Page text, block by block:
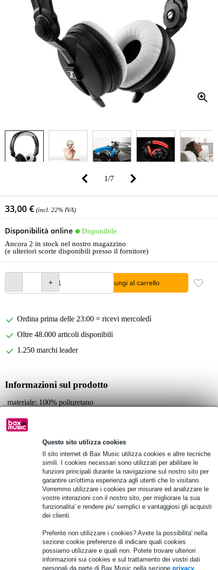
Questo sito utilizza cookies
Il sito internet di Bax Music utilizza cookies e altre tecniche
simili. I cookies necessari sono utilizzati per abilitare le
funzioni principali durante la navigazione sul nostro sito per
garantire un'ottima esperienza agli utenti che lo visitano.
Vorremmo utilizzare i cookies per misurare ed analizzare le
vostre interazioni con il nostro sito, per migliorare la sua
funzionalita' e rendere piu' semplici e vantaggiosi gli acquisti
dei clienti.
Preferite non utilizzare i cookies? Avete la possibilita' nella
sezione cookie preferenze di indicare quali cookies
possiamo utilizzare e quali non. Potete trovare ulteriori
informazioni sui cookies e sul trattamento dei vostri dati
personali da parte di Bax Music nella sezione privacy
1/7
33,00 € (incl. 22% IVA)
Disponibilità online
Disponibile
Ancora 2 in stock nel nostro magazzino
(e ulteriori scorte disponibili presso il fornitore)
Aggiungi al carrello
Ordina prima delle 23:00 = ricevi mercoledì
Oltre 48.000 articoli disponibili
1.250 marchi leader
Informazioni sul prodotto
materiale: 100% poliuretano
adatto per:
Sennheiser HD25-13
Sennheiser HD25 SP
Specifiche complete
Vedi anche (4)